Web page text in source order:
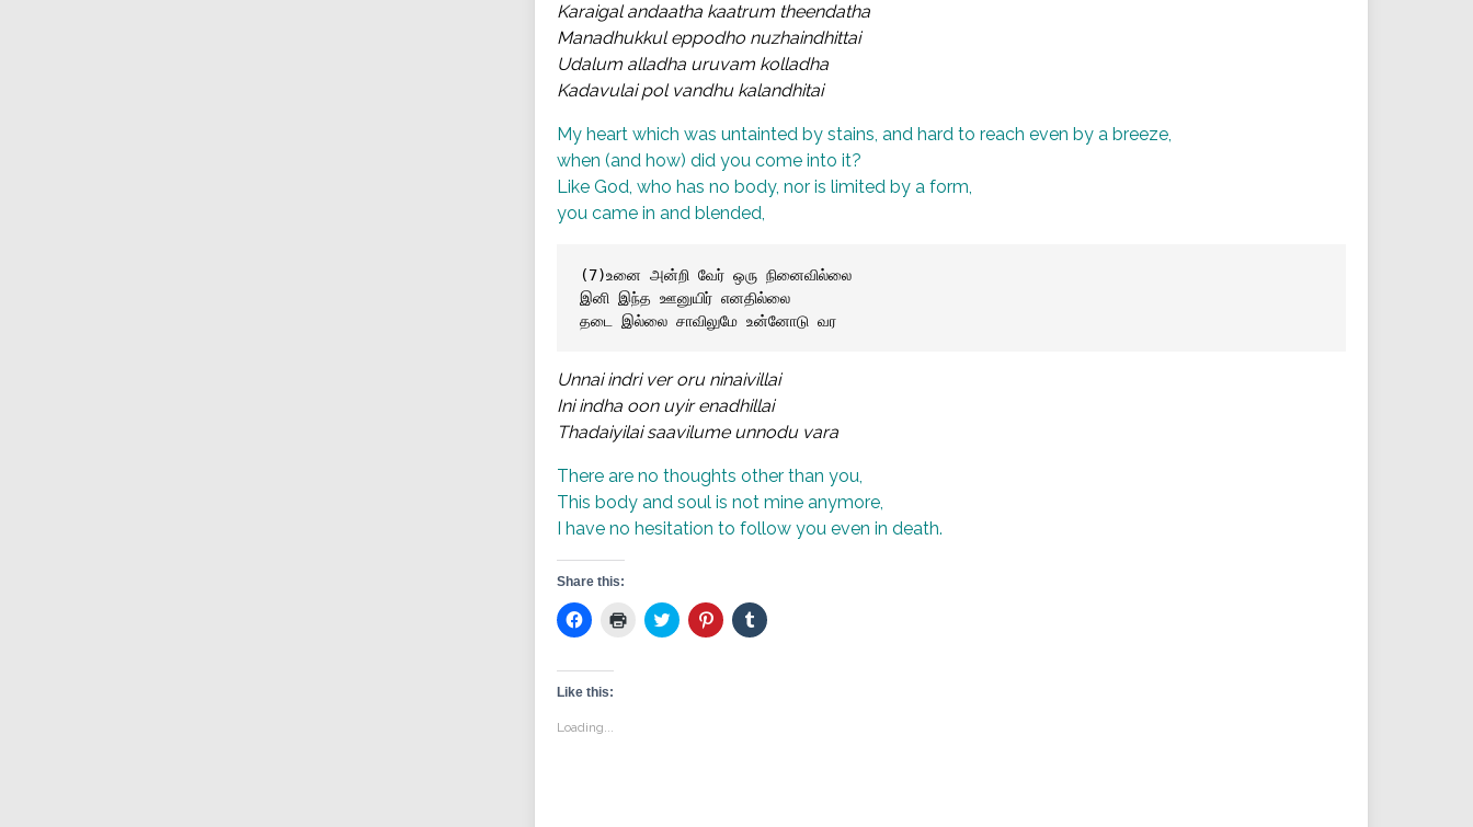
Karaigal andaatha kaatrum theendatha
Manadhukkul eppodho nuzhaindhittai
Udalum alladha uruvam kolladha
Kadavulai pol vandhu kalandhitai
My heart which was untainted by stains, and hard to reach even by a breeze,
when (and how) did you come into it?
Like God, who has no body, nor is limited by a form,
you came in and blended,
(7)உனை அன்றி வேர் ஒரு நினைவில்லை
இனி இந்த ஊனுயிர் எனதில்லை
தடை இல்லை சாவிலுமே உன்னோடு வர
Unnai indri ver oru ninaivillai
Ini indha oon uyir enadhillai
Thadaiyilai saavilume unnodu vara
There are no thoughts other than you,
This body and soul is not mine anymore,
I have no hesitation to follow you even in death.
Share this:
Click
to
Facebook
(Opens
in
window)
Click Click
to
Click
to
Click
to
Like this:
Loading...